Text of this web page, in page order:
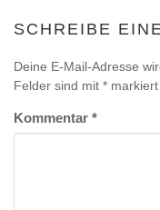
SCHREIBE
Deine E-Mail-Adresse
Felder sind mit * markiert
Kommentar *